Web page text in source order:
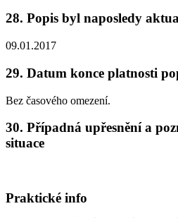
28. Popis byl naposledy
09.01.2017
29. Datum konce platnosti
Bez časového omezení.
30. Případná upřesnění a
situace
Praktické info